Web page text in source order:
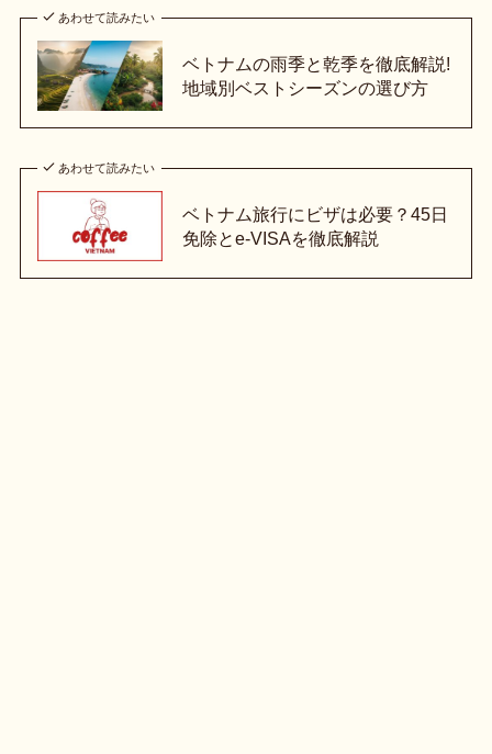
あわせて読みたい
ベトナムの雨季と乾季を徹底解説!
地域別ベストシーズンの選び方
あわせて読みたい
ベトナム旅行にビザは必要？45日
免除とe-VISAを徹底解説